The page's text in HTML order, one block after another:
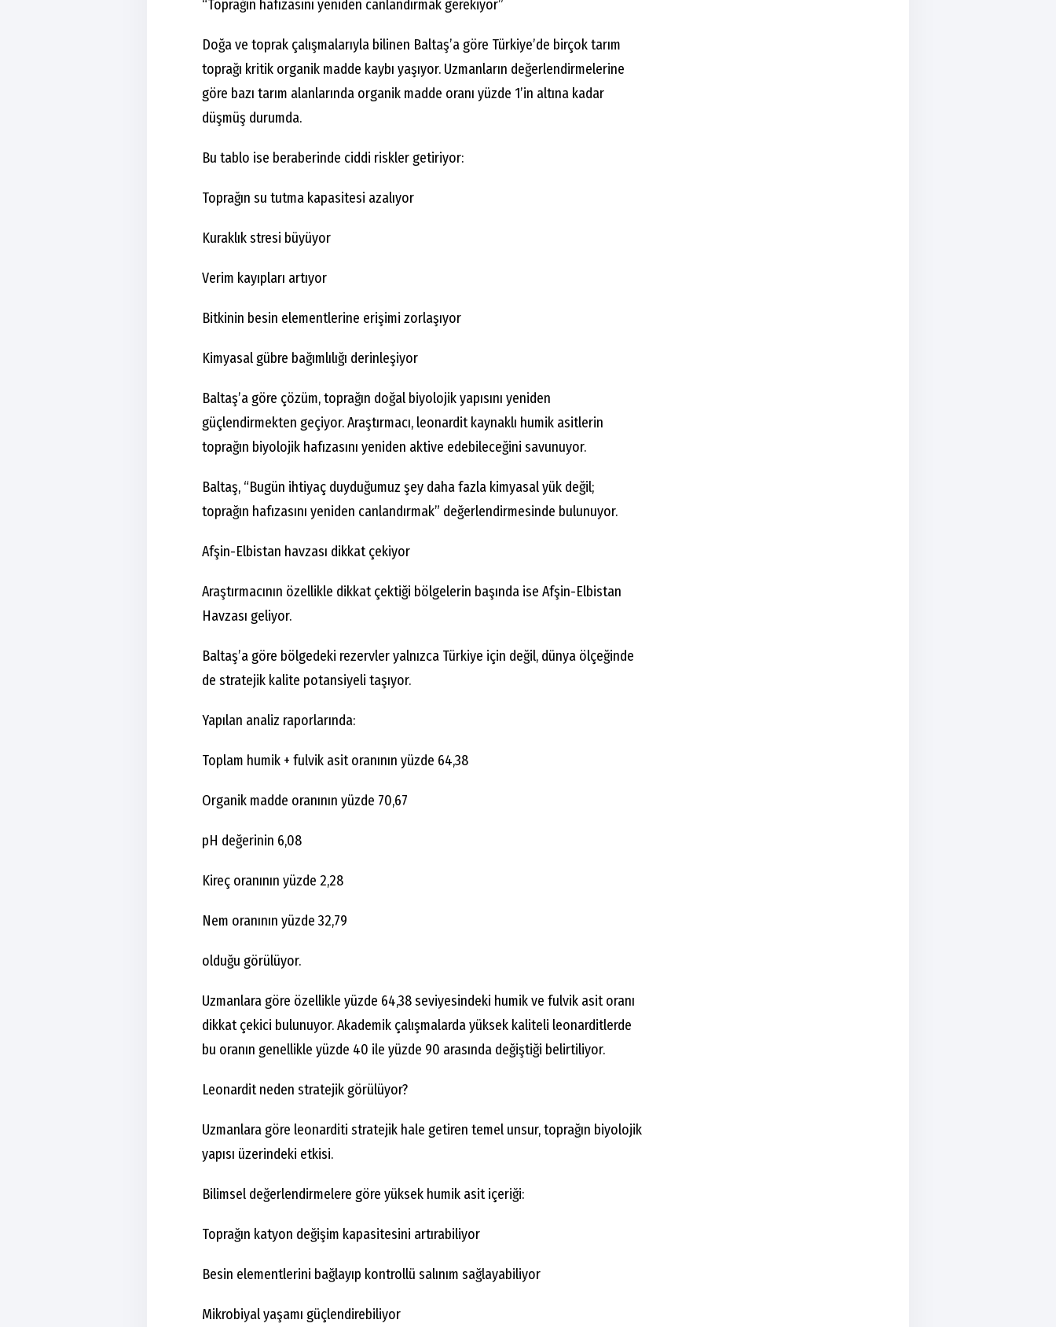
“Toprağın hafızasını yeniden canlandırmak gerekiyor”
Doğa ve toprak çalışmalarıyla bilinen Baltaş’a göre Türkiye’de birçok tarım
toprağı kritik organik madde kaybı yaşıyor. Uzmanların değerlendirmelerine
göre bazı tarım alanlarında organik madde oranı yüzde 1’in altına kadar
düşmüş durumda.
Bu tablo ise beraberinde ciddi riskler getiriyor:
Toprağın su tutma kapasitesi azalıyor
Kuraklık stresi büyüyor
Verim kayıpları artıyor
Bitkinin besin elementlerine erişimi zorlaşıyor
Kimyasal gübre bağımlılığı derinleşiyor
Baltaş’a göre çözüm, toprağın doğal biyolojik yapısını yeniden
güçlendirmekten geçiyor. Araştırmacı, leonardit kaynaklı humik asitlerin
toprağın biyolojik hafızasını yeniden aktive edebileceğini savunuyor.
Baltaş, “Bugün ihtiyaç duyduğumuz şey daha fazla kimyasal yük değil;
toprağın hafızasını yeniden canlandırmak” değerlendirmesinde bulunuyor.
Afşin-Elbistan havzası dikkat çekiyor
Araştırmacının özellikle dikkat çektiği bölgelerin başında ise Afşin-Elbistan
Havzası geliyor.
Baltaş’a göre bölgedeki rezervler yalnızca Türkiye için değil, dünya ölçeğinde
de stratejik kalite potansiyeli taşıyor.
Yapılan analiz raporlarında:
Toplam humik + fulvik asit oranının yüzde 64,38
Organik madde oranının yüzde 70,67
pH değerinin 6,08
Kireç oranının yüzde 2,28
Nem oranının yüzde 32,79
olduğu görülüyor.
Uzmanlara göre özellikle yüzde 64,38 seviyesindeki humik ve fulvik asit oranı
dikkat çekici bulunuyor. Akademik çalışmalarda yüksek kaliteli leonarditlerde
bu oranın genellikle yüzde 40 ile yüzde 90 arasında değiştiği belirtiliyor.
Leonardit neden stratejik görülüyor?
Uzmanlara göre leonarditi stratejik hale getiren temel unsur, toprağın biyolojik
yapısı üzerindeki etkisi.
Bilimsel değerlendirmelere göre yüksek humik asit içeriği:
Toprağın katyon değişim kapasitesini artırabiliyor
Besin elementlerini bağlayıp kontrollü salınım sağlayabiliyor
Mikrobiyal yaşamı güçlendirebiliyor